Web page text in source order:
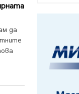
да
Първите
факт